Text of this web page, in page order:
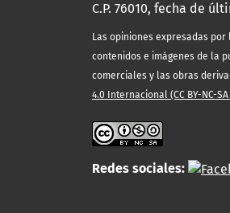
C.P. 76010, fecha de
Las opiniones expresadas
contenidos e imágenes de la
comerciales y las obras
4.0 Internacional (CC BY-NC-
Redes sociales: